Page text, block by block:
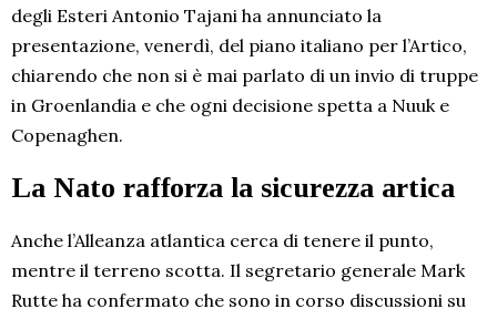
degli Esteri Antonio Tajani ha annunciato la
presentazione, venerdì, del piano italiano per l’Artico,
chiarendo che non si è mai parlato di un invio di truppe
in Groenlandia e che ogni decisione spetta a Nuuk e
Copenaghen.
La Nato rafforza la sicurezza artica
Anche l’Alleanza atlantica cerca di tenere il punto,
mentre il terreno scotta. Il segretario generale Mark
Rutte ha confermato che sono in corso discussioni su